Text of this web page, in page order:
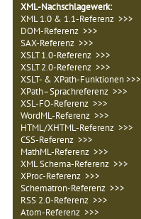
XML-Nachschlagewerk:
XML 1.0 & 1.1-Referenz >>>
DOM-Referenz >>>
SAX-Referenz >>>
XSLT 1.0-Referenz >>>
XSLT 2.0-Referenz >>>
XSLT- & XPath-Funktionen >>>
XPath–Sprachreferenz >>>
XSL-FO-Referenz >>>
WordML-Referenz >>>
HTML/XHTML-Referenz >>>
CSS-Referenz >>>
MathML-Referenz >>>
XML Schema-Referenz >>>
XProc-Referenz >>>
Schematron-Referenz >>>
RSS 2.0-Referenz >>>
Atom-Referenz >>>